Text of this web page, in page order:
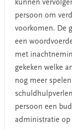
kunnen
persoon om
voorkomen. De
een
met
gekeken welke
nog meer
persoon een
administratie op